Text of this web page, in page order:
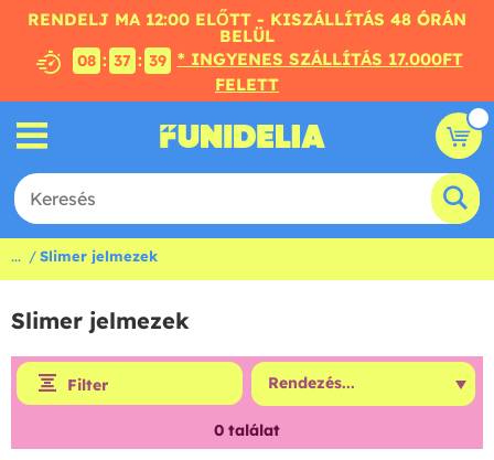
RENDELJ MA 12:00 ELŐTT - KISZÁLLÍTÁS 48 ÓRÁN
BELÜL
08 : 37 : 39 * INGYENES SZÁLLÍTÁS 17.000FT
FELETT
... Slimer jelmezek
Slimer jelmezek
Filter
0 találat